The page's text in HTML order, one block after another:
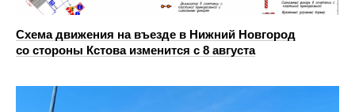
Схема движения на въезде в Нижний Новгород
со стороны Кстова изменится с 8 августа